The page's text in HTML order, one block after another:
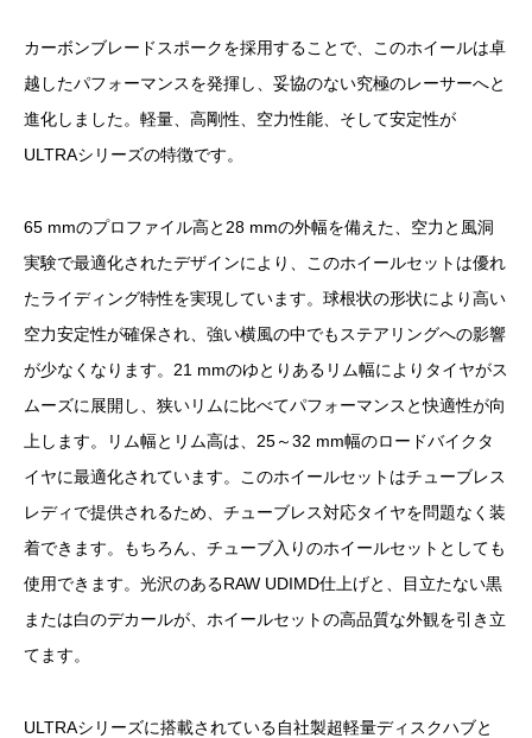
カーボンブレードスポークを採用することで、このホイールは卓
越したパフォーマンスを発揮し、妥協のない究極のレーサーへと
進化しました。軽量、高剛性、空力性能、そして安定性が
ULTRAシリーズの特徴です。
65 mmのプロファイル高と28 mmの外幅を備えた、空力と風洞
実験で最適化されたデザインにより、このホイールセットは優れ
たライディング特性を実現しています。球根状の形状により高い
空力安定性が確保され、強い横風の中でもステアリングへの影響
が少なくなります。21 mmのゆとりあるリム幅によりタイヤがス
ムーズに展開し、狭いリムに比べてパフォーマンスと快適性が向
上します。リム幅とリム高は、25～32 mm幅のロードバイクタ
イヤに最適化されています。このホイールセットはチューブレス
レディで提供されるため、チューブレス対応タイヤを問題なく装
着できます。もちろん、チューブ入りのホイールセットとしても
使用できます。光沢のあるRAW UDIMD仕上げと、目立たない黒
または白のデカールが、ホイールセットの高品質な外観を引き立
てます。
ULTRAシリーズに搭載されている自社製超軽量ディスクハブと